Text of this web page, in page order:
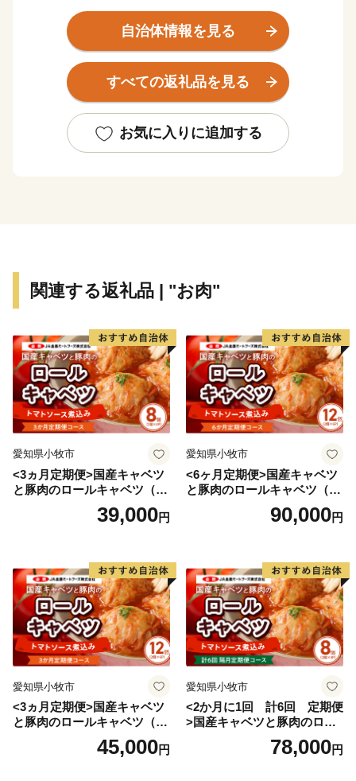
東日本大震災により甚大な被害を受けましたが、再生と
さらなる発展につながる「創造的な復興」に向けた取り
組みを推進し、県民の皆さんと力を合わせ、魅力ある宮
城を築いてまいります。
自治体情報を見る
すべての返礼品を見る
お気に入りに追加する
関連する返礼品 | "お肉"
愛知県小牧市
<3ヵ月定期便>国産キャベツ
と豚肉のロールキャベツ（4P
39,000円
愛知県小牧市
<6ヶ月定期便>国産キャベツ
と豚肉のロールキャベツ（6P
90,000円
愛知県小牧市
<3ヵ月定期便>国産キャベツ
と豚肉のロールキャベツ（6P
45,000円
愛知県小牧市
<2か月に1回 計6回 定期便
>国産キャベツと豚肉のロー
ルキャベツ（4P入り）
78,000円